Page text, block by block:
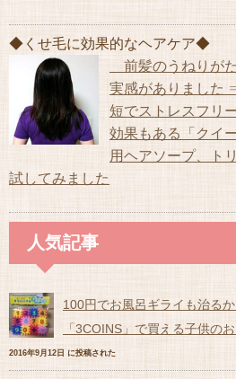
◆くせ毛に効果的なヘアケア◆
前髪のうねりが
実感がありました
短でストレスフリ
効果もある「クイ
用ヘアソープ、ト
試してみました
人気記事
100円でお風呂ギライも治る
「3COINS」で買える子供の
2016年9月12日 に投稿された